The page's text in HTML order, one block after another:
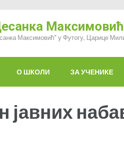
Максимовић" у Футогу, Царице
О ШКОЛИ ЗА УЧЕНИКЕ
јавних